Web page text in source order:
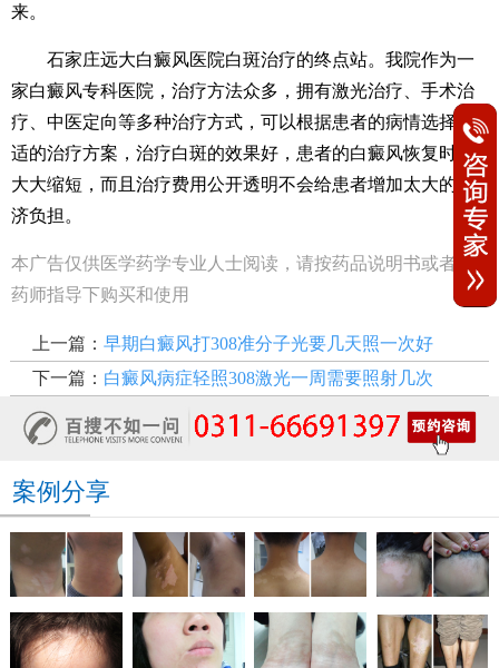
来。
石家庄远大白癜风医院白斑治疗的终点站。我院作为一
家白癜风专科医院，治疗方法众多，拥有激光治疗、手术治
疗、中医定向等多种治疗方式，可以根据患者的病情选择合
适的治疗方案，治疗白斑的效果好，患者的白癜风恢复时间
大大缩短，而且治疗费用公开透明不会给患者增加太大的经
济负担。
本广告仅供医学药学专业人士阅读，请按药品说明书或者在
药师指导下购买和使用
上一篇： 早期白癜风打308准分子光要几天照一次好
下一篇： 白癜风病症轻照308激光一周需要照射几次
案例分享